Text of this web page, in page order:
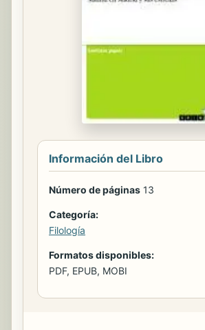
Información del Libro
Número de páginas 13
Categoría:
Filología
Formatos disponibles:
PDF, EPUB, MOBI